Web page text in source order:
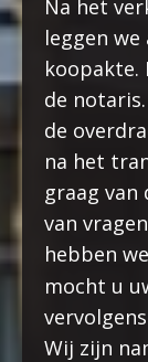
Na het
leggen
koopakte.
de
de
na het
graag
van
hebben
mocht u
Wij zijn